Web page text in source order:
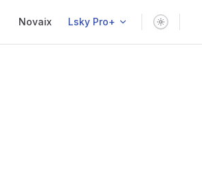
Novaix Lsky Pro+